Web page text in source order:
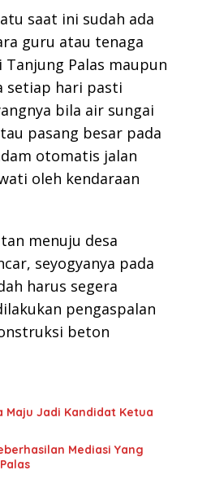
saat ini sudah ada
guru atau tenaga
Palas maupun
setiap hari pasti
bila air sungai
pasang besar pada
otomatis jalan
oleh kendaraan
menuju desa
seyogyanya pada
harus segera
pengaspalan
beton
Maju Jadi Kandidat Ketua
Mediasi Yang